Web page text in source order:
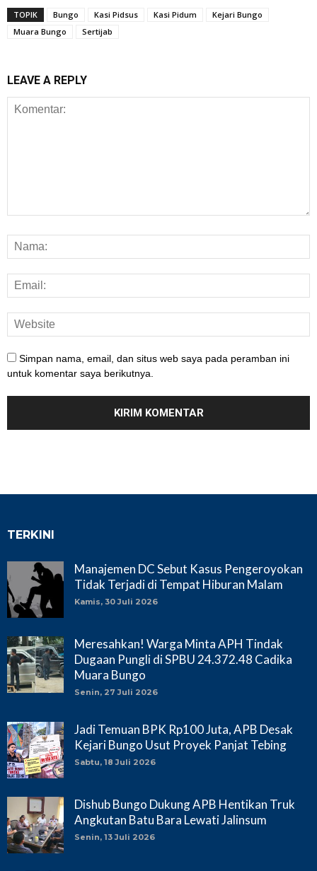
TOPIK Bungo Kasi Pidsus Kasi Pidum
Kejari Bungo
Muara Bungo
Sertijab
LEAVE A REPLY
Simpan nama, email, dan situs web saya pada peramban ini
untuk komentar saya berikutnya.
TERKINI
Manajemen DC Sebut Kasus Pengeroyokan
Tidak Terjadi di Tempat Hiburan Malam
Kamis, 30 Juli 2026
Meresahkan! Warga Minta APH Tindak
Dugaan Pungli di SPBU 24.372.48 Cadika
Muara Bungo
Senin, 27 Juli 2026
Jadi Temuan BPK Rp100 Juta, APB Desak
Kejari Bungo Usut Proyek Panjat Tebing
Sabtu, 18 Juli 2026
Dishub Bungo Dukung APB Hentikan Truk
Angkutan Batu Bara Lewati Jalinsum
Senin, 13 Juli 2026